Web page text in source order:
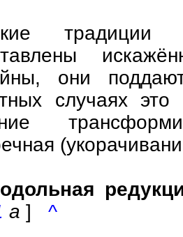
традиции
они
случаях
а ] ^